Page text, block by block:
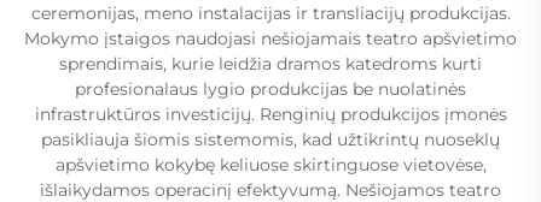
ceremonijas, meno instalacijas ir transliacijų produkcijas.
Mokymo įstaigos naudojasi nešiojamais teatro apšvietimo
sprendimais, kurie leidžia dramos katedroms kurti
profesionalaus lygio produkcijas be nuolatinės
infrastruktūros investicijų. Renginių produkcijos įmonės
pasikliauja šiomis sistemomis, kad užtikrintų nuoseklų
apšvietimo kokybę keliuose skirtinguose vietovėse,
išlaikydamos operacinį efektyvumą. Nešiojamos teatro